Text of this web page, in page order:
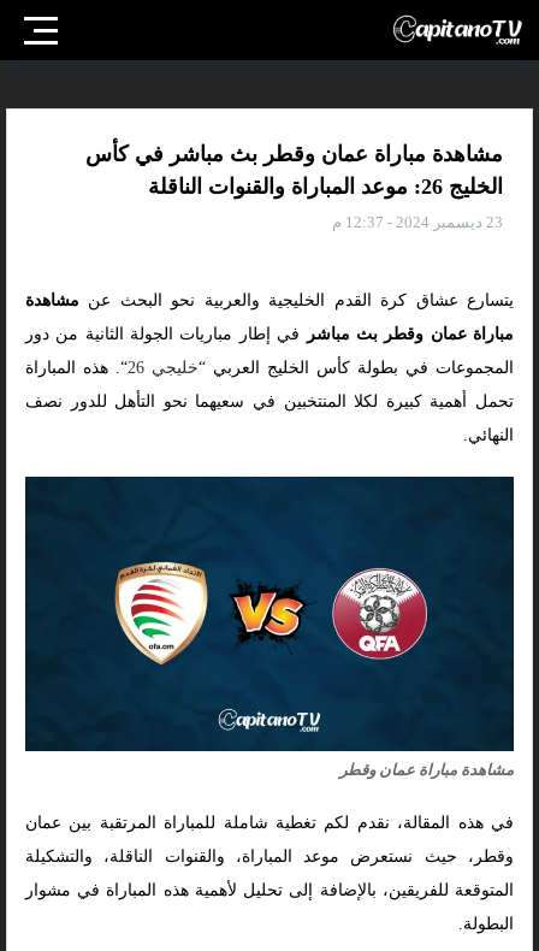
مشاهدة مباراة عمان وقطر بث مباشر في كأس
الخليج 26: موعد المباراة والقنوات الناقلة
23 ديسمبر 2024 - 12:37 م
يتسارع عشاق كرة القدم الخليجية والعربية نحو البحث عن مشاهدة
مباراة عمان وقطر بث مباشر
في إطار مباريات الجولة الثانية من دور
المجموعات في بطولة كأس الخليج العربي “خليجي 26
“. هذه المباراة
تحمل أهمية كبيرة لكلا المنتخبين في سعيهما نحو التأهل للدور نصف
النهائي.
مشاهدة مباراة عمان وقطر
في هذه المقالة، نقدم لكم تغطية شاملة للمباراة المرتقبة بين عمان
وقطر، حيث نستعرض موعد المباراة، والقنوات الناقلة، والتشكيلة
المتوقعة للفريقين، بالإضافة إلى تحليل لأهمية هذه المباراة في مشوار
البطولة.